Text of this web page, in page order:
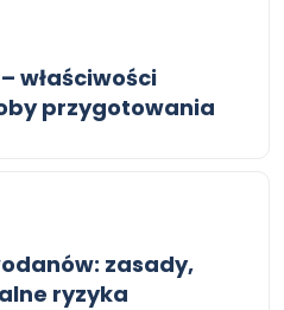
właściwości
przygotowania
zasady,
ryzyka